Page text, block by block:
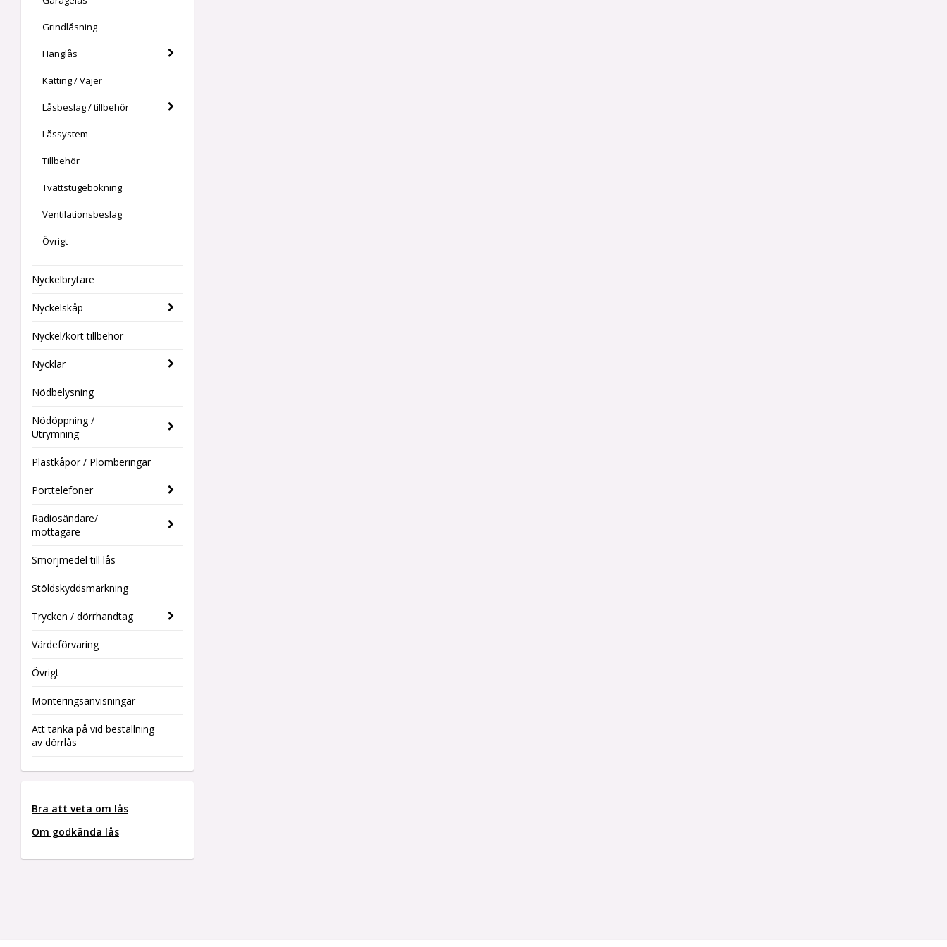
Grindlåsning
Hänglås
Kätting / Vajer
Låsbeslag / tillbehör
Låssystem
Tillbehör
Tvättstugebokning
Ventilationsbeslag
Övrigt
Nyckelbrytare
Nyckelskåp
Nyckel/kort tillbehör
Nycklar
Nödbelysning
Nödöppning /
Utrymning
Plastkåpor / Plomberingar
Porttelefoner
Radiosändare/
mottagare
Smörjmedel till lås
Stöldskyddsmärkning
Trycken / dörrhandtag
Värdeförvaring
Övrigt
Monteringsanvisningar
Att tänka på vid beställning
av dörrlås
Bra att veta om lås
Om godkända lås